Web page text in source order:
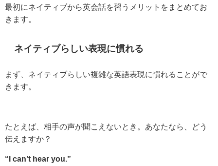
最初にネイティブから英会話を習うメリットをまとめてお
きます。
ネイティブらしい表現に慣れる
まず、ネイティブらしい複雑な英語表現に慣れることがで
きます。
たとえば、相手の声が聞こえないとき。あなたなら、どう
伝えますか？
“I can’t hear you.”